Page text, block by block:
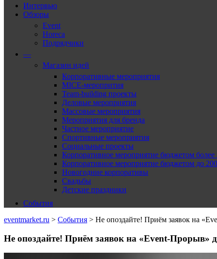
Интервью
Обзоры
Event
Horeca
Подрядчики
—
Магазин идей
Корпоративные мероприятия
MICE-меропрития
Team-building проекты
Деловые мероприятия
Массовые мероприятия
Мероприятия для бренда
Частное мероприятие
Спортивные мероприятия
Социальные проекты
Корпоративное мероприятие бюджетом более
Корпоративное мероприятие бюджетом до
Новогодние корпоративы
Свадьбы
Детские праздники
События
eventmarket.ru > События > Не опоздайте! Приём заявок на
Не опоздайте! Приём заявок на «Event-Прорыв»